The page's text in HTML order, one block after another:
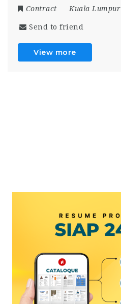
Contract Kuala Lumpur
Send to friend
View more